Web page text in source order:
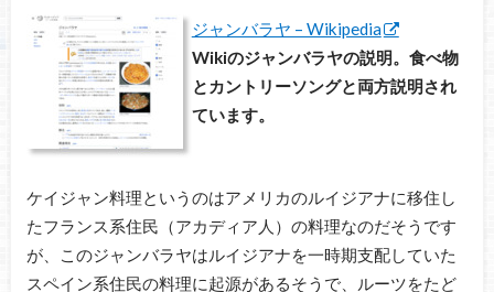
ジャンバラヤ – Wikipedia
Wikiのジャンバラヤの説明。食べ物
とカントリーソングと両方説明され
ています。
ケイジャン料理というのはアメリカのルイジアナに移住し
たフランス系住民（アカディア人）の料理なのだそうです
が、このジャンバラヤはルイジアナを一時期支配していた
スペイン系住民の料理に起源があるそうで、ルーツをたど